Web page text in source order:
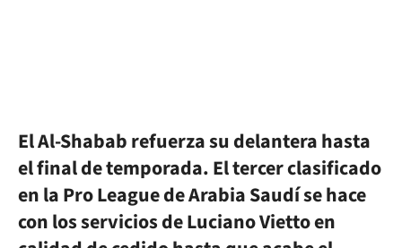
El Al-Shabab refuerza su delantera hasta
el final de temporada. El tercer clasificado
en la Pro League de Arabia Saudí se hace
con los servicios de Luciano Vietto en